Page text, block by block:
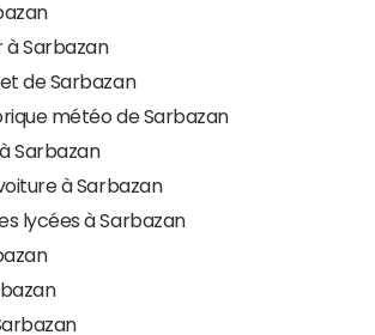
à Sarbazan
de Sarbazan
météo de Sarbazan
Sarbazan
à Sarbazan
lycées à Sarbazan